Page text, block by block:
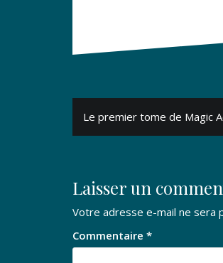
Navigation
de
Le premier tome de Magic
Laisser un
Votre adresse e-mail ne sera
Commentaire *